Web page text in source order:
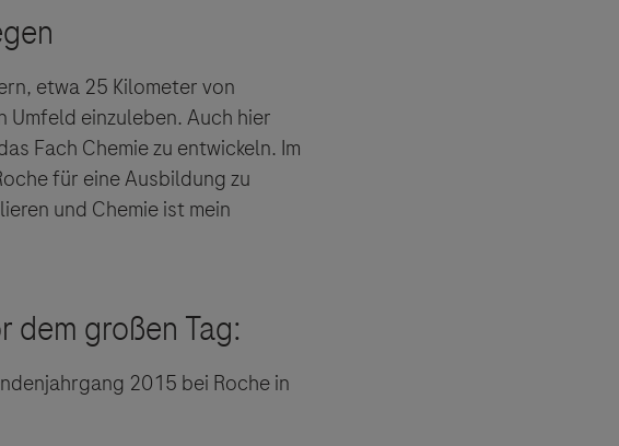
etwa 25 Kilometer von
Umfeld einzuleben. Auch hier
Fach Chemie zu entwickeln. Im
für eine Ausbildung zu
und Chemie ist mein
2015 bei Roche in